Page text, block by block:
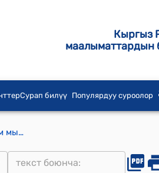
Кыргыз
маалыматтардын
Сурап билүү Популярдуу суроолор
КР 2010-жылдын 24-февралындагы № 34 "Кыргыз Республикасынын айрым мыйзам актыларын күчүн жоготту деп табуу жөнүндө"